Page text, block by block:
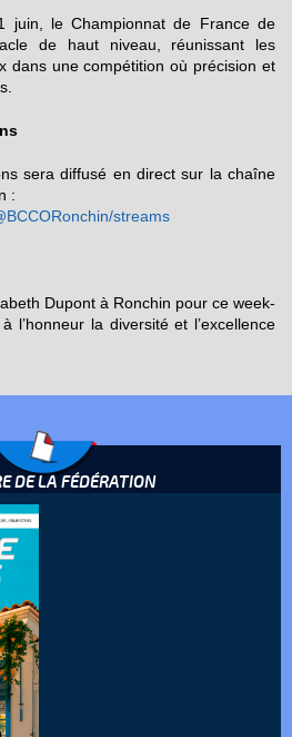
juin, le Championnat de France de
de haut niveau, réunissant les
dans une compétition où précision et
sera diffusé en direct sur la chaîne
:
streams
Dupont à Ronchin pour ce week-
l’honneur la diversité et l’excellence
DE LA FÉDÉRATION